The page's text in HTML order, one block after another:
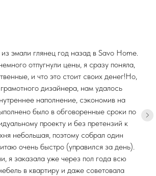
эмали глянец год назад в Savo Home.
отпугнули цены, я сразу поняла,
и что это стоит своих денег!Но,
дизайнера, нам удалось
наполнение, сэкономив на
было в обговоренные сроки по
проекту и без претензий к
небольшая, поэтому собрал один
очень быстро (управился за день).
я заказала уже через пол года всю
в квартиру и даже советовала